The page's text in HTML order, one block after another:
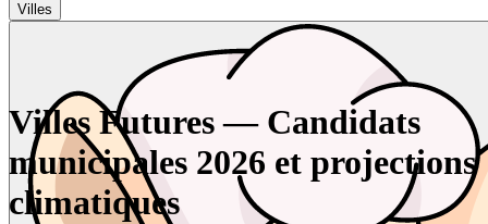
Villes
Villes Futures — Candidats
municipales 2026 et projections
climatiques